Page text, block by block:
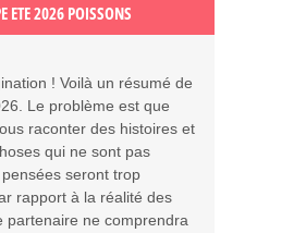
ETE 2026 POISSONS
! Voilà un résumé de
Le problème est que
raconter des histoires et
qui ne sont pas
seront trop
rapport à la réalité des
partenaire ne comprendra